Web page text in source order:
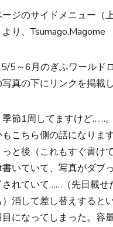
ジのサイドメニュー（
り、Tsumago,Magome
5～6月のぎふワールド
写真の下にリンクを掲載
季節1周してますけど……。
もこちら側の話になりま
っと後（これもすぐ書け
いていて、写真がダブ
されていて……（先日載せ
）消して差し替えすると
目になってしまった。容